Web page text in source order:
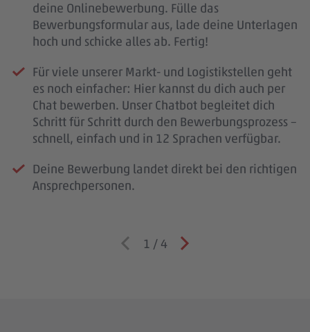
deine Onlinebewerbung. Fülle das
Bewerbungsformular aus, lade deine Unterlagen
hoch und schicke alles ab. Fertig!
Für viele unserer Markt- und Logistikstellen geht
es noch einfacher: Hier kannst du dich auch per
Chat bewerben. Unser Chatbot begleitet dich
Schritt für Schritt durch den Bewerbungsprozess –
schnell, einfach und in 12 Sprachen verfügbar.
Deine Bewerbung landet direkt bei den richtigen
Ansprechpersonen.
1 / 4